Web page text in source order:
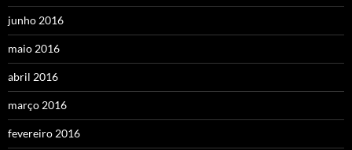
junho 2016
maio 2016
abril 2016
março 2016
fevereiro 2016